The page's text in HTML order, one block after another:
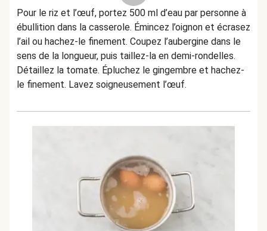
Pour le riz et l’œuf, portez 500 ml d’eau par personne à
ébullition dans la casserole. Émincez l’oignon et écrasez
l’ail ou hachez-le finement. Coupez l’aubergine dans le
sens de la longueur, puis taillez-la en demi-rondelles.
Détaillez la tomate. Épluchez le gingembre et hachez-
le finement. Lavez soigneusement l’œuf.